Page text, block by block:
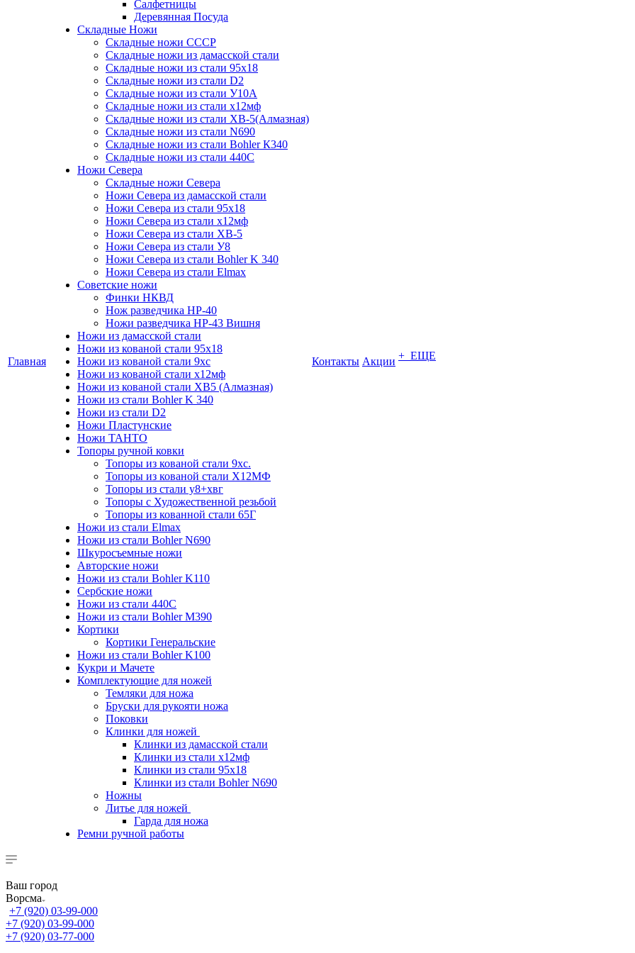
Главная
Салфетницы
Деревянная Посуда
Складные Ножи
Cкладные ножи СССР
Складные ножи из дамасской стали
Складные ножи из стали 95х18
Складные ножи из стали D2
Складные ножи из стали У10А
Складные ножи из стали х12мф
Складные ножи из стали ХВ-5(Алмазная)
Складные ножи из стали N690
Складные ножи из стали Bohler К340
Складные ножи из стали 440С
Ножи Севера
Складные ножи Севера
Ножи Севера из дамасской стали
Ножи Севера из стали 95х18
Ножи Севера из стали х12мф
Ножи Севера из стали ХВ-5
Ножи Севера из стали У8
Ножи Севера из стали Bohler K 340
Ножи Севера из стали Elmax
Советские ножи
Финки НКВД
Нож разведчика НР-40
Ножи разведчика НР-43 Вишня
Ножи из дамасской стали
Ножи из кованой стали 95х18
Ножи из кованой стали 9хс
Ножи из кованой стали х12мф
Ножи из кованой стали ХВ5 (Алмазная)
Ножи из стали Bohler K 340
Ножи из стали D2
Ножи Пластунские
Ножи ТАНТО
Топоры ручной ковки
Топоры из кованой стали 9хс.
Топоры из кованой стали Х12МФ
Топоры из стали у8+хвг
Топоры с Художественной резьбой
Топоры из кованной стали 65Г
Ножи из стали Elmax
Ножи из стали Bohler N690
Шкуросъемные ножи
Авторские ножи
Ножи из стали Bohler K110
Сербские ножи
Ножи из стали 440С
Ножи из стали Bohler M390
Кортики
Кортики Генеральские
Ножи из стали Bohler K100
Кукри и Мачете
Комплектующие для ножей
Темляки для ножа
Бруски для рукояти ножа
Поковки
Клинки для ножей
Клинки из дамасской стали
Клинки из стали х12мф
Клинки из стали 95х18
Клинки из стали Bohler N690
Ножны
Литье для ножей
Гарда для ножа
Ремни ручной работы
Контакты Акции + ЕЩЕ
Ваш город
Ворсма
+7 (920) 03-99-000
+7 (920) 03-99-000
+7 (920) 03-77-000